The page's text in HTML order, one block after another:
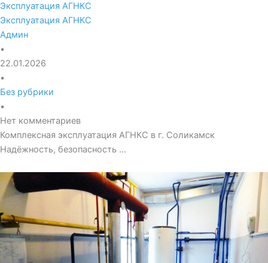
Эксплуатация АГНКС
Эксплуатация АГНКС
Админ
•
22.01.2026
•
Без рубрики
•
Нет комментариев
Комплексная эксплуатация АГНКС в г. Соликамск
Надёжность, безопасность …